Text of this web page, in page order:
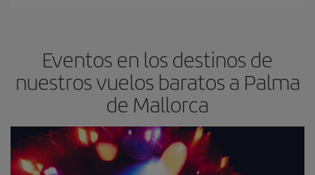
Eventos en los destinos de
nuestros vuelos baratos a Palma
de Mallorca